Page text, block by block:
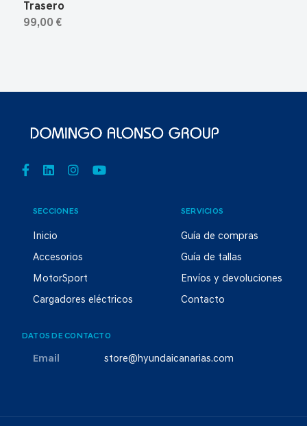
Trasero
99,00 €
SECCIONES
Inicio
Accesorios
MotorSport
Cargadores eléctricos
SERVICIOS
Guía de compras
Guía de tallas
Envíos y devoluciones
Contacto
DATOS DE CONTACTO
Email store@hyundaicanarias.com